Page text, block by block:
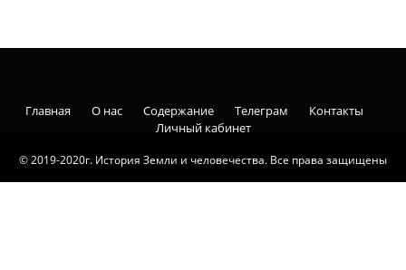
© 2019-2020г. История Земли и человечества. Все права защищены
Главная О нас Содержание Телеграм
Контакты
Личный кабинет